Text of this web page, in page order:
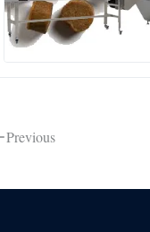
Previous